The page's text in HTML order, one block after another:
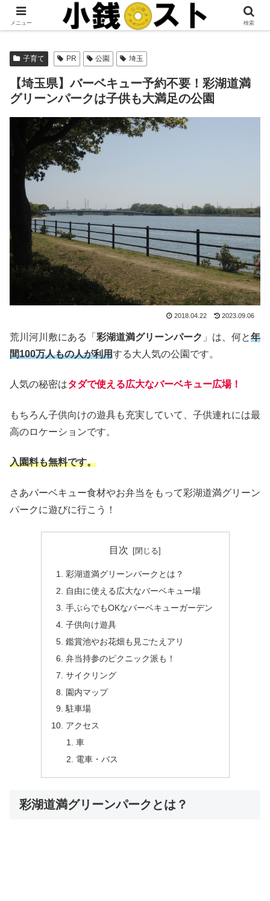
当サイトではアフィリエイト広告を掲載しています。
子育て PR 公園 埼玉
【埼玉県】バーベキュー予約不要！彩湖道満
グリーンパークは子供も大満足の公園
2018.04.22 2023.09.06
荒川河川敷にある「 彩湖道満グリーンパーク 」は、何と年
間100万人もの人が利用する大人気の公園です。
人気の秘密はタダで使える広大なバーベキュー広場！
もちろん子供向けの遊具も充実していて、子供連れには最
高のロケーションです。
入園料も無料です。
さあバーベキュー食材やお弁当をもって彩湖道満グリーン
パークに遊びに行こう！
目次
彩湖道満グリーンパークとは？
自由に使える広大なバーベキュー場
手ぶらでもOKなバーベキューガーデン
子供向け遊具
鑑賞池やお花畑も見ごたえアリ
弁当持参のピクニック派も！
サイクリング
園内マップ
駐車場
アクセス
車
電車・バス
彩湖道満グリーンパークとは？
メニュー 検索